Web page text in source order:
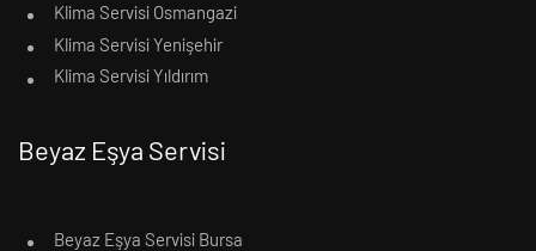
Klima Servisi Osmangazi
Klima Servisi Yenişehir
Klima Servisi Yıldırım
Beyaz Eşya Servisi
Beyaz Eşya Servisi Bursa